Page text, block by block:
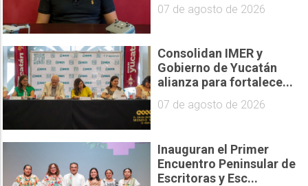
07 de agosto de 2026
Consolidan IMER y
Gobierno de Yucatán
alianza para fortalece...
07 de agosto de 2026
Inauguran el Primer
Encuentro Peninsular de
Escritoras y Esc...